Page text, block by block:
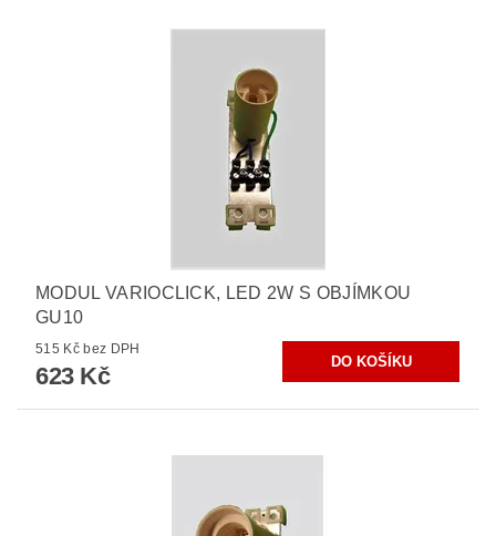
MODUL VARIOCLICK, LED 2W S OBJÍMKOU
GU10
515 Kč bez DPH
623 Kč